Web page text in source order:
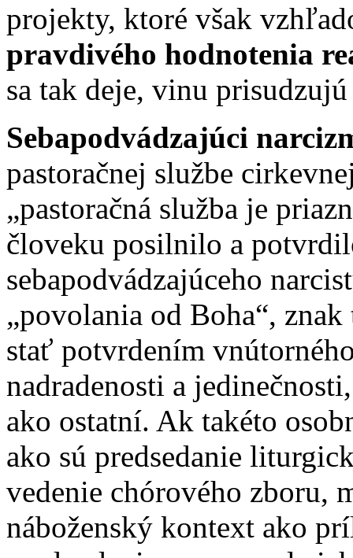
projekty, ktoré však
pravdivého hodnotenia
sa tak deje, vinu
Sebapodvádzajúci
pastoračnej službe
„pastoračná služba je
človeku posilnilo a
sebapodvádzajúceho
„povolania od Boha“,
stať potvrdením
nadradenosti a
ako ostatní. Ak takéto
ako sú predsedanie
vedenie chórového zboru,
náboženský kontext ako